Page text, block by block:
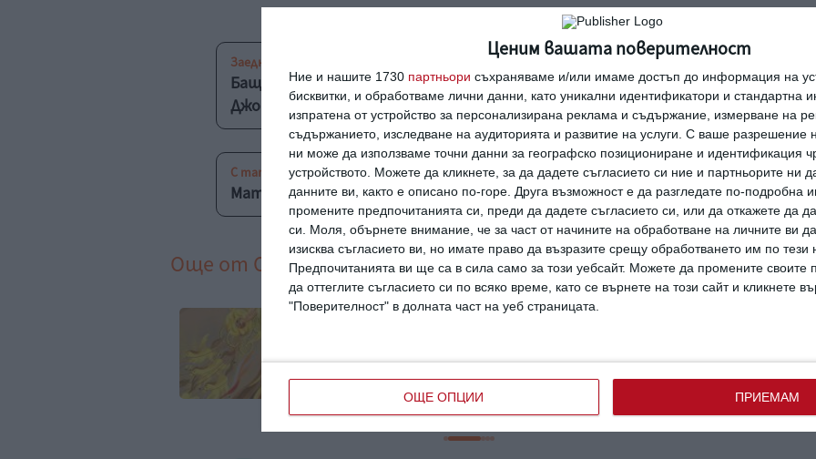
Ценим вашата поверителност
Ние и нашите 1730 партньори съхраняваме и/или имаме достъп до информация на
бисквитки, и обработваме лични данни, като уникални идентификатори и стандартна
изпратена от устройство за персонализирана реклама и съдържание, измерване на
съдържанието, изследване на аудиторията и развитие на услуги. С ваше разрешение
ни може да използваме точни данни за географско позициониране и идентификация
устройството. Можете да кликнете, за да дадете съгласието си ние и партньорите ни
данните ви, както е описано по-горе. Друга възможност е да разгледате по-подробна
промените предпочитанията си, преди да дадете съгласието си, или да откажете да
си.
Моля, обърнете внимание, че за част от начините на обработване на личните ви
изисква съгласието ви, но имате право да възразите срещу обработването им по тези
Предпочитанията ви ще са в сила само за този уебсайт. Можете да промените своите
да оттеглите съгласието си по всяко време, като се върнете на този сайт и кликнете
"Поверителност" в долната част на уеб страницата.
ОЩЕ ОПЦИИ ПРИЕМАМ
Заедно
Бащи за пример: Матю Макконъхи, Аштън Къчър,
Джони Деп…
С татко
Матю Макконъхи: Момичетата мислят по-бързо
Още от Образование
Трябва ли децата да
Детето пита: Защо